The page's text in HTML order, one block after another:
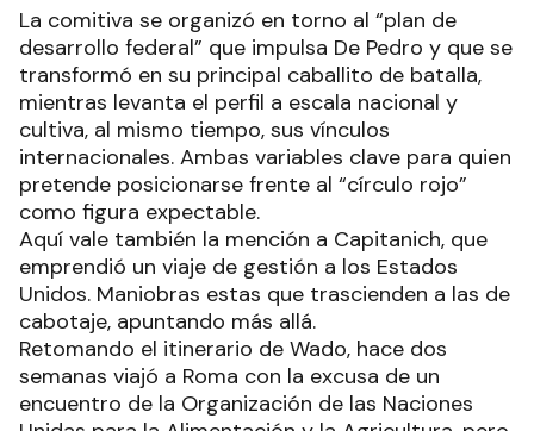
La comitiva se organizó en torno al “plan de
desarrollo federal” que impulsa De Pedro y que se
transformó en su principal caballito de batalla,
mientras levanta el perfil a escala nacional y
cultiva, al mismo tiempo, sus vínculos
internacionales. Ambas variables clave para quien
pretende posicionarse frente al “círculo rojo”
como figura expectable.
Aquí vale también la mención a Capitanich, que
emprendió un viaje de gestión a los Estados
Unidos. Maniobras estas que trascienden a las de
cabotaje, apuntando más allá.
Retomando el itinerario de Wado, hace dos
semanas viajó a Roma con la excusa de un
encuentro de la Organización de las Naciones